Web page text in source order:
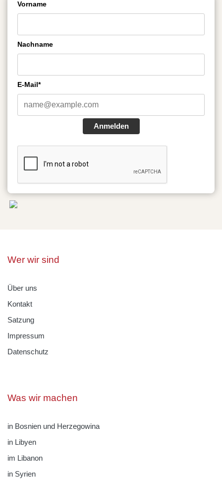
Vorname
Nachname
E-Mail*
Anmelden
Wer wir sind
Über uns
Kontakt
Satzung
Impressum
Datenschutz
Was wir machen
in Bosnien und Herzegowina
in Libyen
im Libanon
in Syrien